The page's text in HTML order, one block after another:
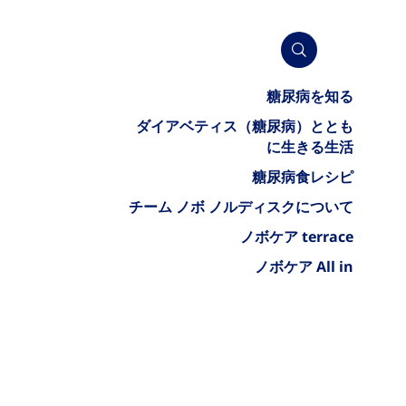
糖尿病を知る
ダイアベティス（糖尿病）ととも
に生きる生活
糖尿病食レシピ
チーム ノボ ノルディスクについて
ノボケア terrace
ノボケア All in